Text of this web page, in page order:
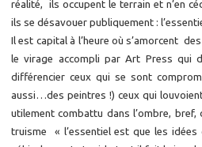
réalité, ils occupent le terrain et n’en
ils se désavouer publiquement :
Il est capital à l’heure où s’amorcent
le virage accompli par Art Press qui
différencier ceux qui se sont
aussi…des peintres !) ceux qui
utilement combattu dans l’ombre,
truisme « l’essentiel est que les